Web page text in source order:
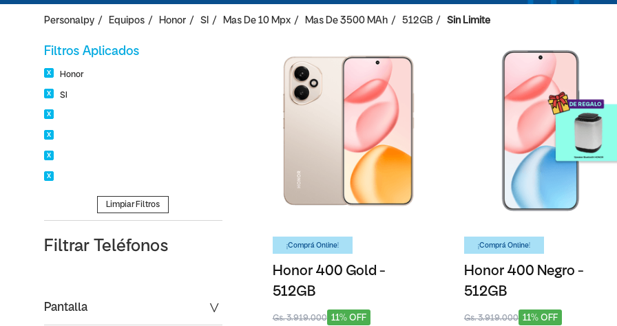
Personalpy Equipos Honor SI Mas De 10 Mpx Mas De 3500 MAh 512GB Sin Limite
Filtros Aplicados
Honor
SI
Limpiar Filtros
Filtrar Teléfonos
Pantalla
¡Comprá Online!
Honor 400 Gold -
512GB
11% OFF
Gs. 3.919.000
¡Comprá Online!
Honor 400 Negro -
512GB
11% OFF
Gs. 3.919.000